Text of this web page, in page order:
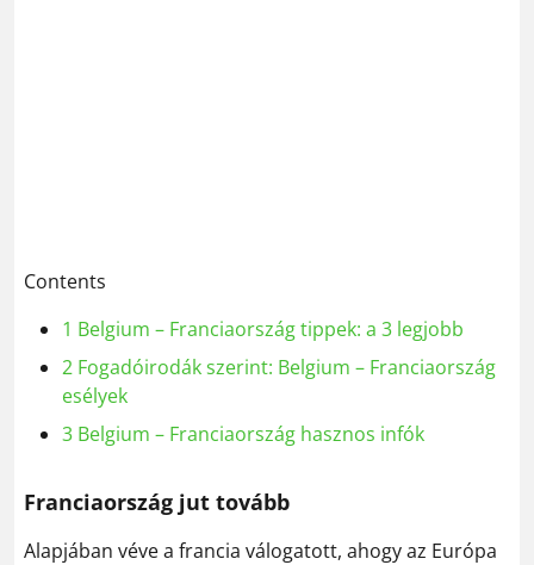
Contents
1 Belgium – Franciaország tippek: a 3 legjobb
2 Fogadóirodák szerint: Belgium – Franciaország
esélyek
3 Belgium – Franciaország hasznos infók
Franciaország jut tovább
Alapjában véve a francia válogatott, ahogy az Európa